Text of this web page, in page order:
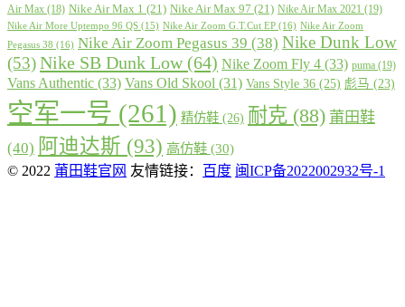
Air Max (18) Nike Air Max 1 (21) Nike Air Max 97 (21) Nike Air Max 2021 (19)
Nike Air More Uptempo 96 QS (15) Nike Air Zoom G.T.Cut EP (16) Nike Air Zoom
Pegasus 38 (16) Nike Air Zoom Pegasus 39 (38) Nike Dunk Low
(53)Nike SB Dunk Low(64) Nike Zoom Fly 4 (33) puma (19)
Vans Authentic (33) Vans Old Skool (31) Vans Style 36 (25) 彪马 (23)
空军一号 (261) 精仿鞋 (26) 耐克 (88) 莆田鞋
(40) 阿迪达斯 (93) 高仿鞋 (30)
© 2022 莆田鞋官网 友情链接： 百度 闽ICP备2022002932号-1